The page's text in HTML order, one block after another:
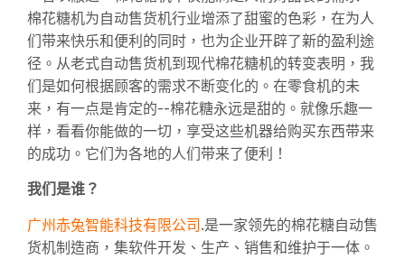
棉花糖机为自动售货机行业增添了甜蜜的色彩，在为人
们带来快乐和便利的同时，也为企业开辟了新的盈利途
径。从老式自动售货机到现代棉花糖机的转变表明，我
们是如何根据顾客的需求不断变化的。在零食机的未
来，有一点是肯定的--棉花糖永远是甜的。就像乐趣一
样，看看你能做的一切，享受这些机器给购买东西带来
的成功。它们为各地的人们带来了便利！
我们是谁？
广州赤兔智能科技有限公司.是一家领先的棉花糖自动售
货机制造商，集软件开发、生产、销售和维护于一体。